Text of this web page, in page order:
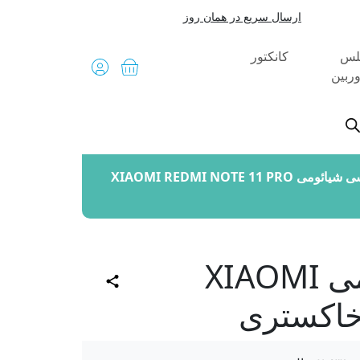
ارسال سریع در همان روز
کانکتور
درب پشت گوشی شیائومی XIAOMI REDMI NOTE 11 PRO
درب پشت گوشی شیائومی XIAOMI